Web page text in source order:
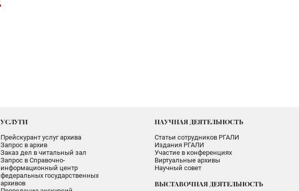
УСЛУГИ
Прейскурант услуг архива
Запрос в архив
Заказ дел в читальный зал
Запрос в Справочно-
информационный центр
федеральных государственных
архивов
НАУЧНАЯ ДЕЯТЕЛЬНОСТЬ
Статьи сотрудников РГАЛИ
Издания РГАЛИ
Участие в конференциях
Виртуальные архивы
Научный совет
ВЫСТАВОЧНАЯ ДЕЯТЕЛЬНОСТЬ